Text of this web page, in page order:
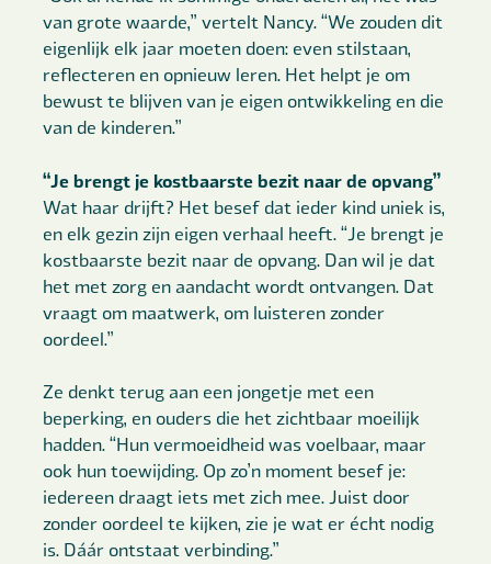
van grote waarde,” vertelt Nancy. “We zouden dit
eigenlijk elk jaar moeten doen: even stilstaan,
reflecteren en opnieuw leren. Het helpt je om
bewust te blijven van je eigen ontwikkeling en die
van de kinderen.”
“Je brengt je kostbaarste bezit naar de opvang”
Wat haar drijft? Het besef dat ieder kind uniek is,
en elk gezin zijn eigen verhaal heeft. “Je brengt je
kostbaarste bezit naar de opvang. Dan wil je dat
het met zorg en aandacht wordt ontvangen. Dat
vraagt om maatwerk, om luisteren zonder
oordeel.”
Ze denkt terug aan een jongetje met een
beperking, en ouders die het zichtbaar moeilijk
hadden. “Hun vermoeidheid was voelbaar, maar
ook hun toewijding. Op zo’n moment besef je:
iedereen draagt iets met zich mee. Juist door
zonder oordeel te kijken, zie je wat er écht nodig
is. Dáár ontstaat verbinding.”